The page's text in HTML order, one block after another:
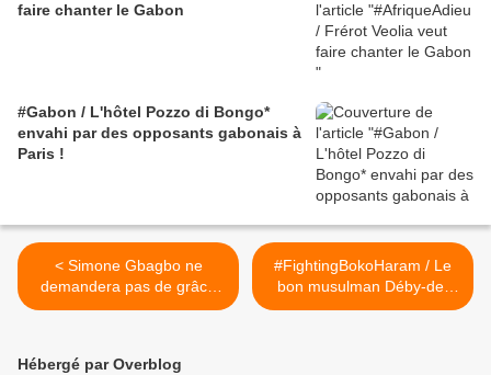
faire chanter le Gabon
#Gabon / L'hôtel Pozzo di Bongo*
envahi par des opposants gabonais à
Paris !
< Simone Gbagbo ne
demandera pas de grâce
présidentielle / Me Habiba
#FightingBokoHaram / Le
bon musulman Déby-de-
Boisson dénonce les faux
Hébergé par Overblog